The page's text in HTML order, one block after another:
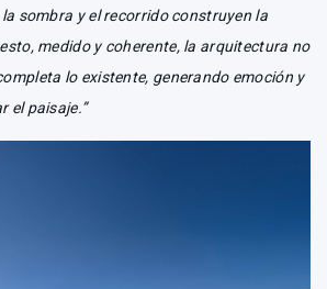
sombra y el recorrido construyen la
medido y coherente, la arquitectura no
lo existente, generando emoción y
el paisaje.”